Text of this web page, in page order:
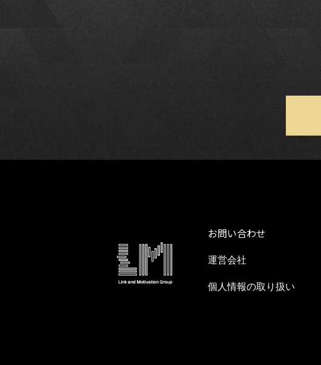
お問い合わせ
運営会社
個人情報の取り扱い